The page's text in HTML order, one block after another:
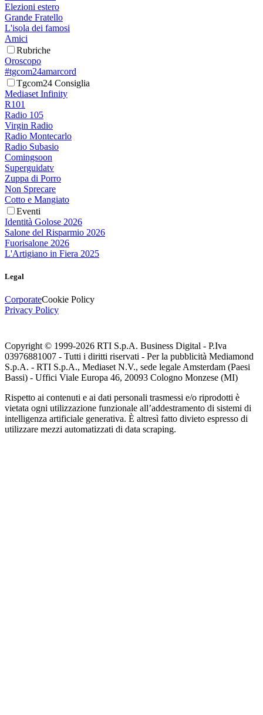
Elezioni estero
Grande Fratello
L'isola dei famosi
Amici
Rubriche
Oroscopo
#tgcom24amarcord
Tgcom24 Consiglia
Mediaset Infinity
R101
Radio 105
Virgin Radio
Radio Montecarlo
Radio Subasio
Comingsoon
Superguidatv
Zuppa di Porro
Non Sprecare
Cotto e Mangiato
Eventi
Identità Golose 2026
Salone del Risparmio 2026
Fuorisalone 2026
L'Artigiano in Fiera 2025
Legal
CorporateCookie Policy
Privacy Policy
Copyright © 1999-2026 RTI S.p.A. Business Digital - P.Iva
03976881007 - Tutti i diritti riservati - Per la pubblicità Mediamond
S.p.A. - RTI S.p.A., Mediaset N.V., sede legale Amsterdam (Paesi
Bassi) - Uffici Viale Europa 46, 20093 Cologno Monzese (MI)
Rispetto ai contenuti e ai dati personali trasmessi e/o riprodotti è
vietata ogni utilizzazione funzionale all’addestramento di sistemi di
intelligenza artificiale generativa. È altresì fatto divieto espresso di
utilizzare mezzi automatizzati di data scraping.